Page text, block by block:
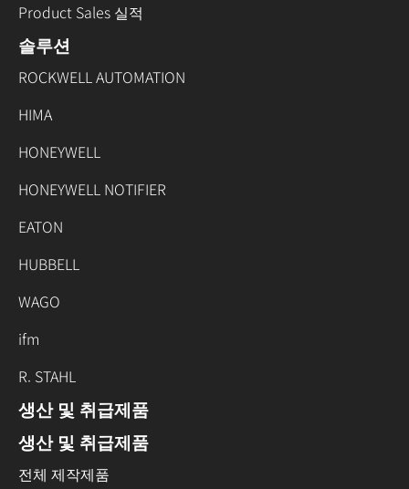
Product Sales 실적
솔루션
ROCKWELL AUTOMATION
HIMA
HONEYWELL
HONEYWELL NOTIFIER
EATON
HUBBELL
WAGO
ifm
R. STAHL
생산 및 취급제품
생산 및 취급제품
전체 제작제품